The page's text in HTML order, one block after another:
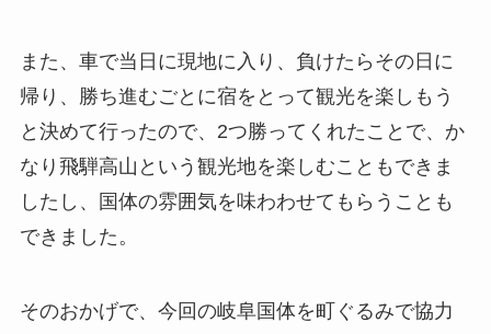
また、車で当日に現地に入り、負けたらその日に
帰り、勝ち進むごとに宿をとって観光を楽しもう
と決めて行ったので、2つ勝ってくれたことで、か
なり飛騨高山という観光地を楽しむこともできま
したし、国体の雰囲気を味わわせてもらうことも
できました。
そのおかげで、今回の岐阜国体を町ぐるみで協力